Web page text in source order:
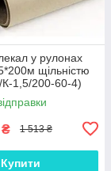
у рулонах
щільністю
1,5/200-60-4)
₴ 1 513 ₴
Купити